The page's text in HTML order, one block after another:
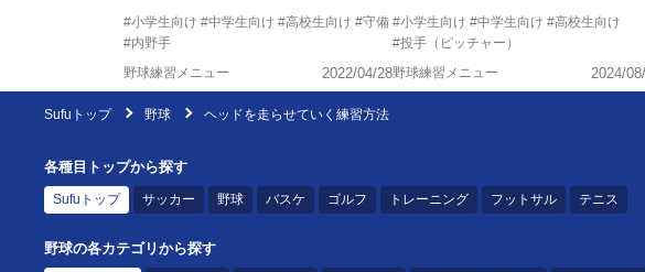
#小学生向け #中学生向け #高校生向け #守備
#内野手
野球練習メニュー
2022/04/28
#小学生向け #中学生向け #高校生向け
#投手（ピッチャー）
野球練習メニュー
2024/
Sufuトップ 野球 ヘッドを走らせていく練習方法
各種目トップから探す
Sufuトップ サッカー 野球 バスケ ゴルフ トレーニング フットサル テニス
野球の各カテゴリから探す